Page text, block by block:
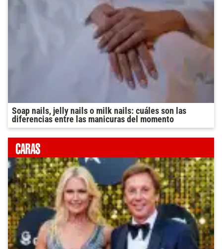
Soap nails, jelly nails o milk nails: cuáles son las
diferencias entre las manicuras del momento